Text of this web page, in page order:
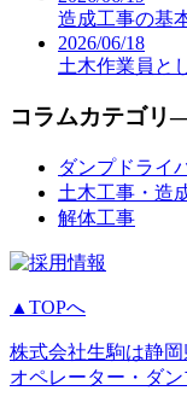
造成工事の基
2026/06/18
土木作業員と
コラムカテゴリ
ダンプドライ
土木工事・造
解体工事
▲TOPへ
株式会社生駒は静
オペレーター・ダ